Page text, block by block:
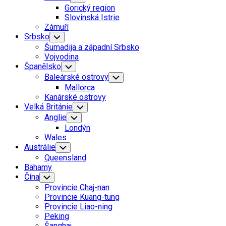
Child
Menu
Gorický region
Slovinská Istrie
Zámuří
Srbsko Toggle
Child
Menu
Šumadija a západní Srbsko
Vojvodina
Španělsko Toggle
Child
Menu
Baleárské ostrovy Toggle
Child
Mallorca
Kanárské ostrovy
Velká Británie Toggle
Child
Menu
Anglie Toggle
Child
Menu
Londýn
Wales
Austrálie Toggle
Child
Menu
Queensland
Bahamy
Čína Toggle
Child
Menu
Provincie Chaj-nan
Provincie Kuang-tung
Provincie Liao-ning
Peking